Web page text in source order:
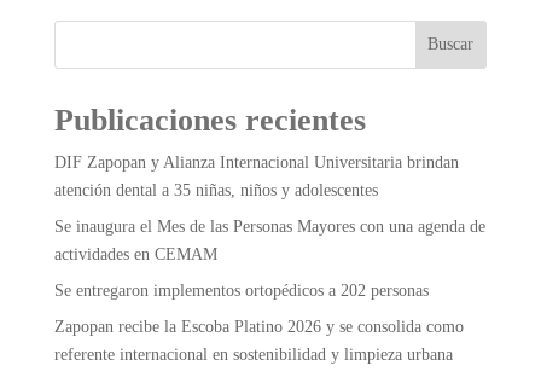
Buscar
Publicaciones recientes
DIF Zapopan y Alianza Internacional Universitaria brindan
atención dental a 35 niñas, niños y adolescentes
Se inaugura el Mes de las Personas Mayores con una agenda de
actividades en CEMAM
Se entregaron implementos ortopédicos a 202 personas
Zapopan recibe la Escoba Platino 2026 y se consolida como
referente internacional en sostenibilidad y limpieza urbana